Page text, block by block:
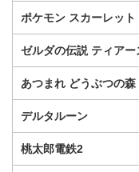
ポケモン スカーレット
ゼルダの伝説 ティア
あつまれ どうぶつの森
デルタルーン
桃太郎電鉄2